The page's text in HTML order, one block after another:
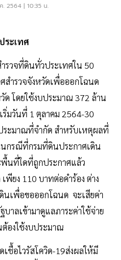
. 2564 | 10:35 น.
ระเทศ
รวจที่ดินทั่วประเทศใน 50
สำรวจจังหวัดเพื่อออกโฉนด
โดยใช้งบประมาณ 372 ล้าน
ริ่มวันที่ 1 ตุลาคม 2564-30
ระมาณที่จำกัด สำหรับเหตุผลที่
นกรณีที่กรมที่ดินประกาศเดิน
นที่ใดที่ถูกประกาศแล้ว
พียง 110 บาทต่อคำร้อง ต่าง
เพื่อขอออกโฉนด จะเสียค่า
าลเข้ามาดูแลภาระค่าใช้จ่าย
องใช้งบประมาณ
ชื้อไวรัสโควิด-19ส่งผลให้มี